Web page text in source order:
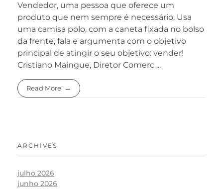
Vendedor, uma pessoa que oferece um
produto que nem sempre é necessário. Usa
uma camisa polo, com a caneta fixada no bolso
da frente, fala e argumenta com o objetivo
principal de atingir o seu objetivo: vender!
Cristiano Maingue, Diretor Comerc ...
Read More
ARCHIVES
julho 2026
junho 2026